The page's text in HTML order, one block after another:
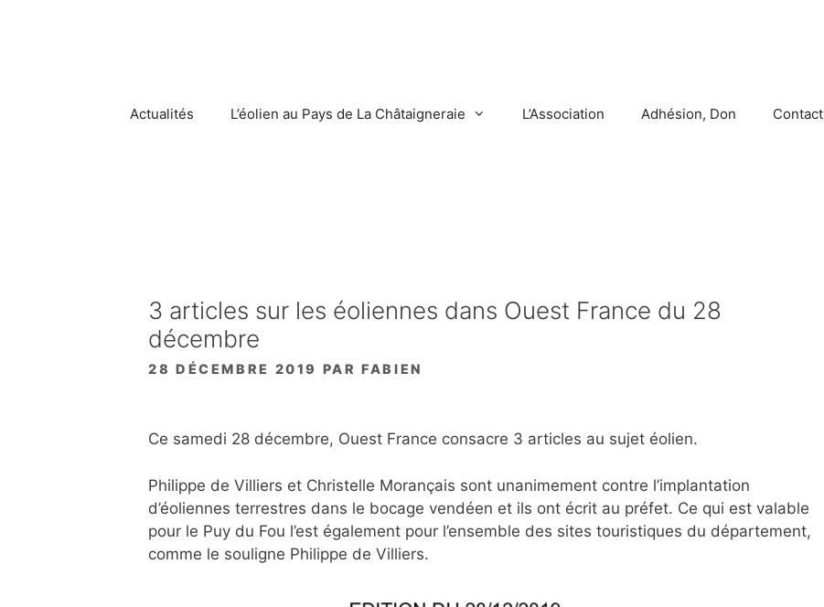
Actualités L’éolien au Pays de La Châtaigneraie L’Association Adhésion, Don Contact
3 articles sur les éoliennes dans Ouest France du 28
décembre
28 DÉCEMBRE 2019 PARFABIEN
Ce samedi 28 décembre, Ouest France consacre 3 articles au sujet éolien.
Philippe de Villiers et Christelle Morançais sont unanimement contre l’implantation
d’éoliennes terrestres dans le bocage vendéen et ils ont écrit au préfet. Ce qui est valable
pour le Puy du Fou l’est également pour l’ensemble des sites touristiques du département,
comme le souligne Philippe de Villiers.